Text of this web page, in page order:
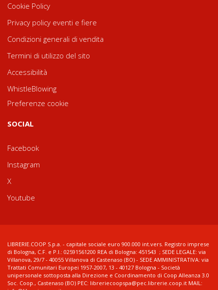
Cookie Policy
Privacy policy eventi e fiere
Condizioni generali di vendita
Termini di utilizzo del sito
Accessibilità
WhistleBlowing
Preferenze cookie
SOCIAL
Facebook
Instagram
X
Youtube
LIBRERIE.COOP S.p.a. - capitale sociale euro 900.000 int.vers. Registro imprese
di Bologna, C.F. e P.I.: 02591561200 REA di Bologna: 451543 ; SEDE LEGALE: via
Villanova, 29/7 - 40055 Villanova di Castenaso (BO) - SEDE AMMINISTRATIVA: via
Trattati Comunitari Europei 1957-2007, 13 - 40127 Bologna - Società
unipersonale sottoposta alla Direzione e Coordinamento di Coop Alleanza 3.0
Soc. Coop., Castenaso (BO) PEC: libreriecoopspa@pec.librerie.coop.it MAIL: